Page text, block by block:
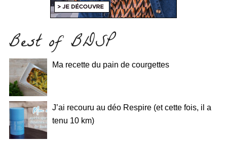
Best of BDSP
Ma recette du pain de courgettes
J’ai recouru au déo Respire (et cette fois, il a
tenu 10 km)